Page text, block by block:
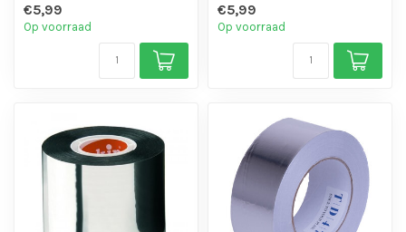
tegelijker...
€5,99
Op voorraad
Stuurwielcertificaat
- Pro...
€5,99
Op voorraad